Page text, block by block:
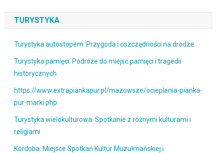
TURYSTYKA
Turystyka autostopem: Przygoda i oszczędności na drodze
Turystyka pamięci: Podróże do miejsc pamięci i tragedii
historycznych
https://www.extrapiankapur.pl/mazowsze/ocieplenia-pianka-
pur-marki.php
Turystyka wielokulturowa: Spotkanie z różnymi kulturami i
religiami
Kordoba: Miejsce Spotkań Kultur Muzułmańskiej i